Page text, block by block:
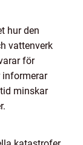
hur den
vattenverk
för
informerar
minskar